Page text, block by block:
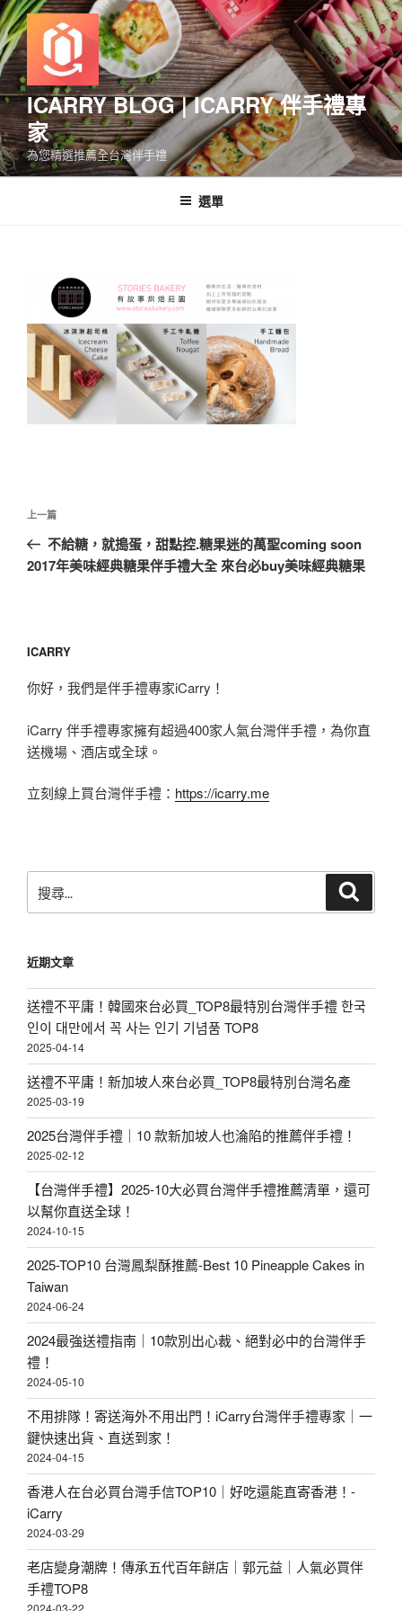
跳
至
主
要
內
容
ICARRY BLOG | ICARRY 伴手禮專
家
為您精選推薦全台灣伴手禮
選單
文
導
上
一
篇
上一篇
不給糖，就搗蛋，甜點控.糖果迷的萬聖coming soon
2017年美味經典糖果伴手禮大全 來台必buy美味經典糖果
ICARRY
你好，我們是伴手禮專家iCarry！
iCarry 伴手禮專家擁有超過400家人氣台灣伴手禮，為你直
送機場、酒店或全球。
立刻線上買台灣伴手禮： https://icarry.me
尋
字:
近期文章
送禮不平庸！韓國來台必買_TOP8最特別台灣伴手禮 한국
인이 대만에서 꼭 사는 인기 기념품 TOP8
2025-04-14
送禮不平庸！新加坡人來台必買_TOP8最特別台灣名產
2025-03-19
2025台灣伴手禮｜10 款新加坡人也淪陷的推薦伴手禮！
2025-02-12
【台灣伴手禮】2025-10大必買台灣伴手禮推薦清單，還可
以幫你直送全球！
2024-10-15
2025-TOP10 台灣鳳梨酥推薦-Best 10 Pineapple Cakes in
Taiwan
2024-06-24
2024最強送禮指南｜10款別出心裁、絕對必中的台灣伴手
禮！
2024-05-10
不用排隊！寄送海外不用出門！iCarry台灣伴手禮專家｜一
鍵快速出貨、直送到家！
2024-04-15
香港人在台必買台灣手信TOP10｜好吃還能直寄香港！-
iCarry
2024-03-29
老店變身潮牌！傳承五代百年餅店｜郭元益｜人氣必買伴
手禮TOP8